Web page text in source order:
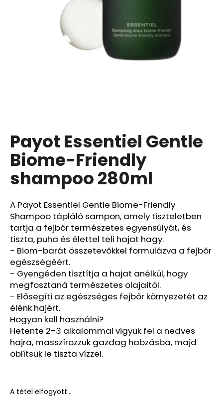
Payot Essentiel Gentle
Biome-Friendly
shampoo 280ml
A Payot Essentiel Gentle Biome-Friendly
Shampoo tápláló sampon, amely tiszteletben
tartja a fejbőr természetes egyensúlyát, és
tiszta, puha és élettel teli hajat hagy.
- Biom-barát összetevőkkel formulázva a fejbőr
egészségéért.
- Gyengéden tisztítja a hajat anélkül, hogy
megfosztaná természetes olajaitól.
- Elősegíti az egészséges fejbőr környezetét az
élénk hajért.
Hogyan kell használni?
Hetente 2-3 alkalommal vigyük fel a nedves
hajra, masszírozzuk gazdag habzásba, majd
öblítsük le tiszta vízzel.
A tétel elfogyott…
APPLE
IPAD
10
(2022)
64
GB
WI-
SILVER
(A2696)
–
CSAK
A
KÉSZÜLÉK
92
170
Ft
Korábbi:
135
580
Ft